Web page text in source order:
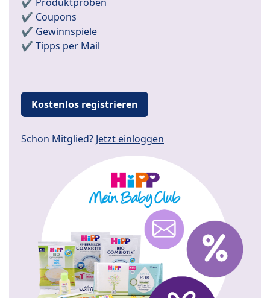
✔️ Coupons
✔️ Gewinnspiele
✔️ Tipps per Mail
Kostenlos registrieren
Schon Mitglied? Jetzt einloggen